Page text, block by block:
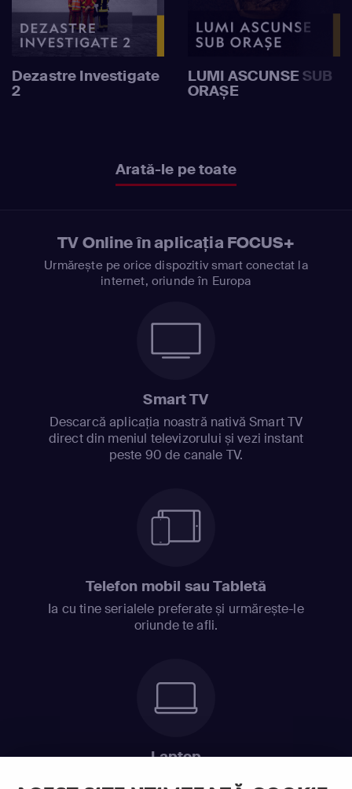
Dezastre Investigate
2
LUMI ASCUNSE SUB
ORAȘE
Arată-le pe toate
TV Online în aplicația FOCUS+
Urmărește pe orice dispozitiv smart conectat la
internet, oriunde în Europa
Smart TV
Descarcă aplicația noastră nativă Smart TV
direct din meniul televizorului și vezi instant
peste 90 de canale TV.
Telefon mobil sau Tabletă
Ia cu tine serialele preferate și urmărește-le
oriunde te afli.
Laptop